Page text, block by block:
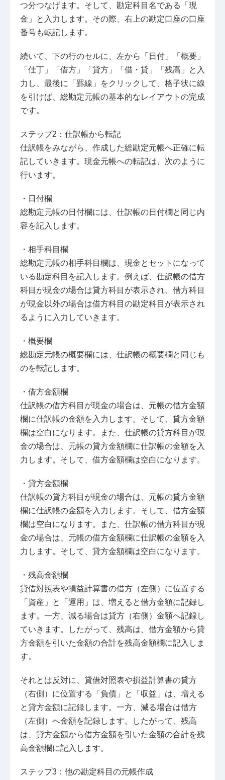
つ分つなげます。そして、勘定科目名である「現
金」と入力します。その際、右上の勘定口座の口座
番号も転記します。
続いて、下の行のセルに、左から「日付」「概要」
「仕丁」「借方」「貸方」「借・貸」「残高」と入
力し、最後に「罫線」をクリックして、格子状に線
を引けば、総勘定元帳の基本的なレイアウトの完成
です。
ステップ2：仕訳帳から転記
仕訳帳をみながら、作成した総勘定元帳へ正確に転
記していきます。現金元帳への転記は、次のように
行います。
・日付欄
総勘定元帳の日付欄には、仕訳帳の日付欄と同じ内
容を記入します。
・相手科目欄
総勘定元帳の相手科目欄は、現金とセットになって
いる勘定科目を記入します。例えば、仕訳帳の借方
科目が現金の場合は貸方科目が表示され、借方科目
が現金以外の場合は借方科目の勘定科目が表示され
るように入力していきます。
・概要欄
総勘定元帳の概要欄には、仕訳帳の概要欄と同じも
のを転記します。
・借方金額欄
仕訳帳の借方科目が現金の場合は、元帳の借方金額
欄に仕訳帳の金額を入力します。そして、貸方金額
欄は空白になります。また、仕訳帳の貸方科目が現
金の場合は、元帳の貸方金額欄に仕訳帳の金額を入
力します。そして、借方金額欄は空白になります。
・貸方金額欄
仕訳帳の貸方科目が現金の場合は、元帳の貸方金額
欄に仕訳帳の金額を入力します。そして、借方金額
欄は空白になります。また、仕訳帳の借方科目が現
金の場合は、元帳の借方金額欄に仕訳帳の金額を入
力します。そして、貸方金額欄は空白になります。
・残高金額欄
貸借対照表や損益計算書の借方（左側）に位置する
「資産」と「運用」は、増えると借方金額に記録し
ます。一方、減る場合は貸方（右側）金額へ記録し
ていきます。したがって、残高は、借方金額から貸
方金額を引いた金額の合計を残高金額欄に記入しま
す。
それとは反対に、貸借対照表や損益計算書の貸方
（右側）に位置する「負債」と「収益」は、増える
と貸方金額に記録します。一方、減る場合は借方
（左側）へ金額を記録します。したがって、残高
は、貸方金額から借方金額を引いた金額の合計を残
高金額欄に記入します。
ステップ3：他の勘定科目の元帳作成